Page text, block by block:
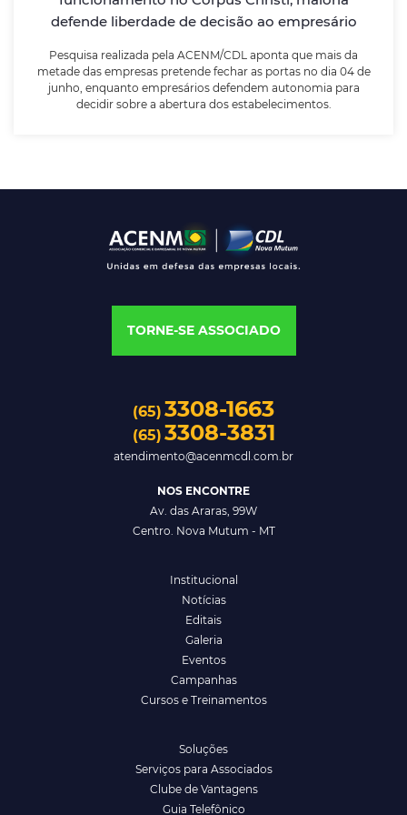
defende liberdade de decisão ao empresário
Pesquisa realizada pela ACENM/CDL aponta que mais da
metade das empresas pretende fechar as portas no dia 04 de
junho, enquanto empresários defendem autonomia para
decidir sobre a abertura dos estabelecimentos.
LEIA MAIS
TORNE-SE ASSOCIADO
(65) 3308-1663
(65) 3308-3831
atendimento@acenmcdl.com.br
NOS ENCONTRE
Av. das Araras, 99W
Centro. Nova Mutum - MT
Institucional
Notícias
Editais
Galeria
Eventos
Campanhas
Cursos e Treinamentos
Soluções
Serviços para Associados
Clube de Vantagens
Guia Telefônico